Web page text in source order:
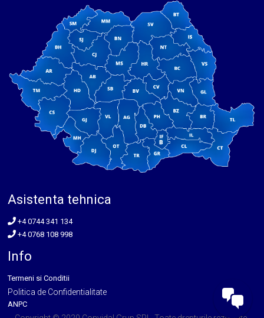
Asistenta tehnica
+4 0744 341 134
+4 0768 108 998
Info
Termeni si Conditii
Politica de Confidentialitate
ANPC